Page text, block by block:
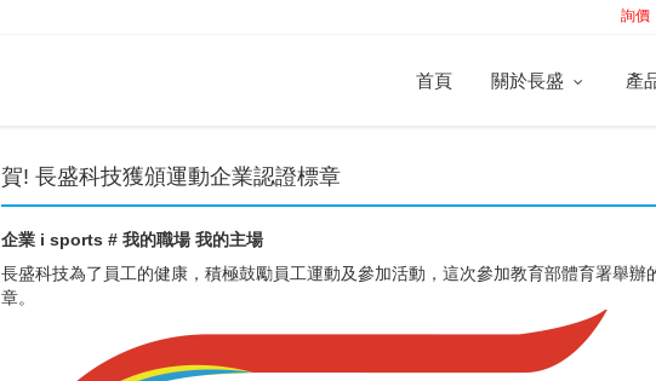
詢價
首頁 關於長盛 產
賀! 長盛科技獲頒運動企業認證標章
企業 i sports # 我的職場 我的主場
長盛科技為了員工的健康，積極鼓勵員工運動及參加活動，這次參加教育部體育署舉
章。